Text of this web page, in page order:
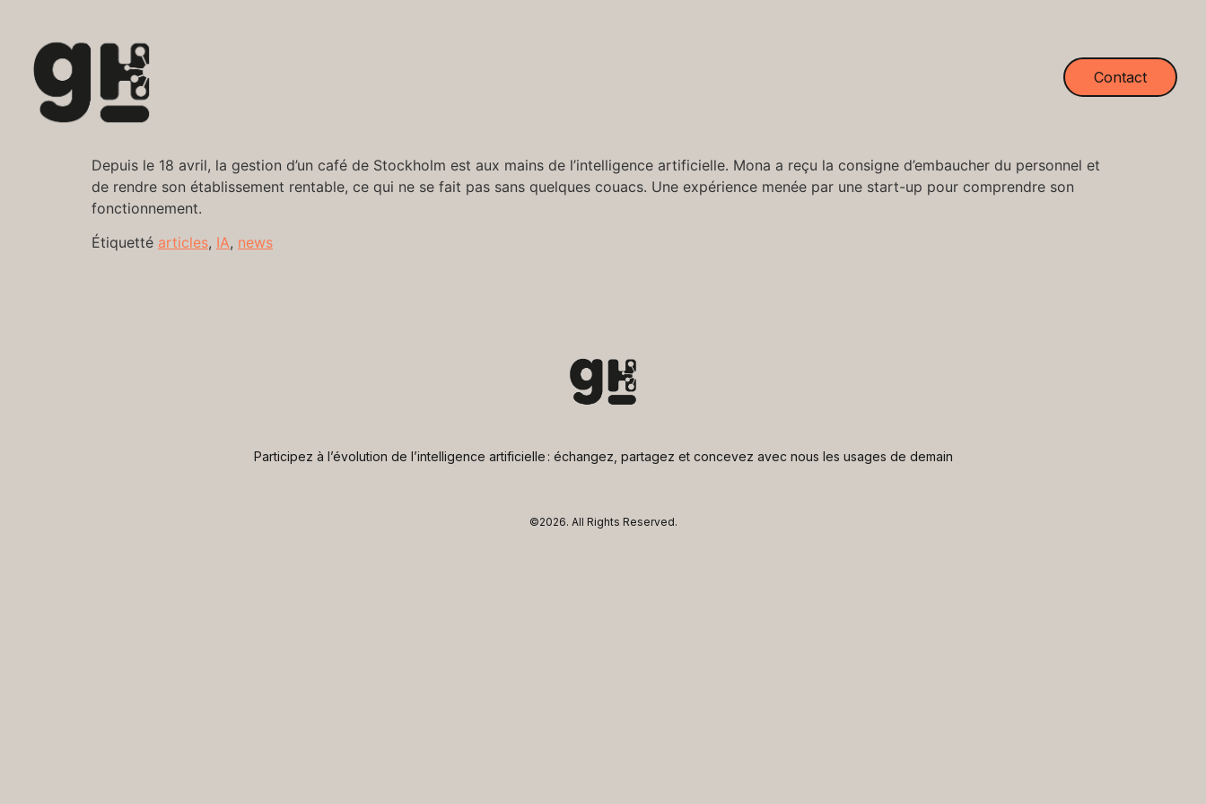
Contact
Depuis le 18 avril, la gestion d’un café de Stockholm est aux mains de l’intelligence artificielle. Mona a reçu la consigne d’embaucher du personnel et
de rendre son établissement rentable, ce qui ne se fait pas sans quelques couacs. Une expérience menée par une start-up pour comprendre son
fonctionnement.
Étiquetté articles, IA, news
Participez à l’évolution de l’intelligence artificielle : échangez, partagez et concevez avec nous les usages de demain
©2026. All Rights Reserved.